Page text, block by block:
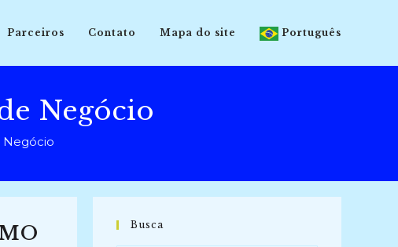
Parceiros Contato Mapa do site Português
Negócio
Negócio
Busca